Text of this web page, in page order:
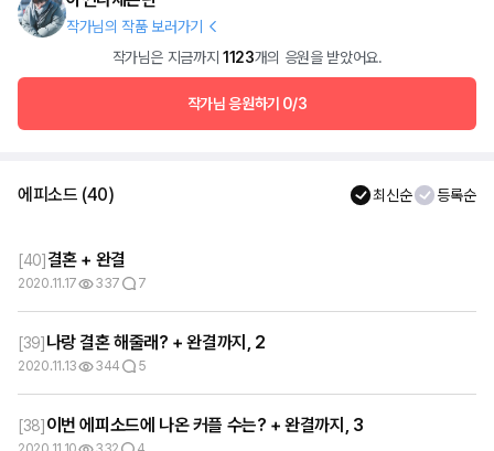
작가님의 작품 보러가기
작가님은 지금까지 1123개의 응원을 받았어요.
작가님 응원하기 0/3
에피소드 (40) 최신순 등록순
[40] 결혼 + 완결
2020.11.17 337 7
[39] 나랑 결혼 해줄래? + 완결까지, 2
2020.11.13 344 5
[38] 이번 에피소드에 나온 커플 수는? + 완결까지, 3